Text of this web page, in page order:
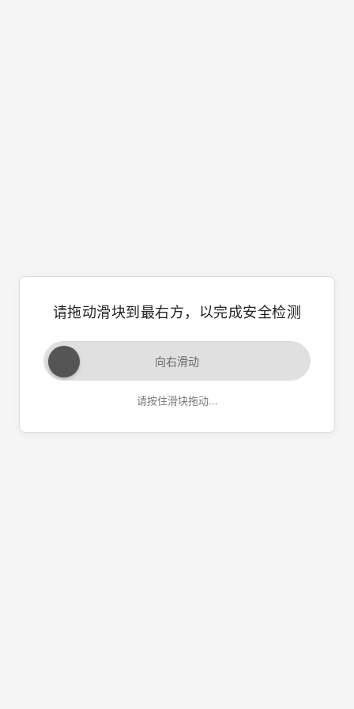
请拖动滑块到最右方，以完成安全检测
向右滑动
请按住滑块拖动...